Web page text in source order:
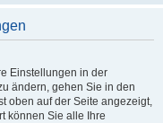
Einstellungen in der
ändern, gehen Sie in den
oben auf der Seite angezeigt,
können Sie alle Ihre